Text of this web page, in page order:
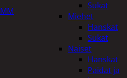
Sukat
Miehet
Hanskat
Sukat
Naiset
Hanskat
Paidat ja